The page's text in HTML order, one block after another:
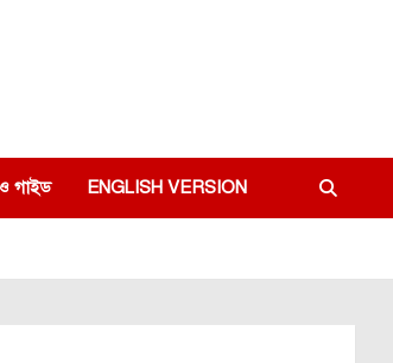
গাইড ENGLISH VERSION